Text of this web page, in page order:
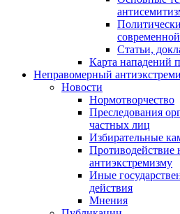
Статьи,
Карта нападений
Неправомерный
Новости
Нормотворчество
Преследования
частных лиц
Избирательные
Противодействие
антиэкстремизму
Иные
действия
Мнения